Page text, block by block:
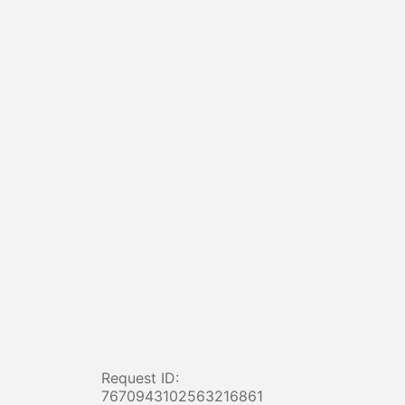
Request ID:
7670943102563216861